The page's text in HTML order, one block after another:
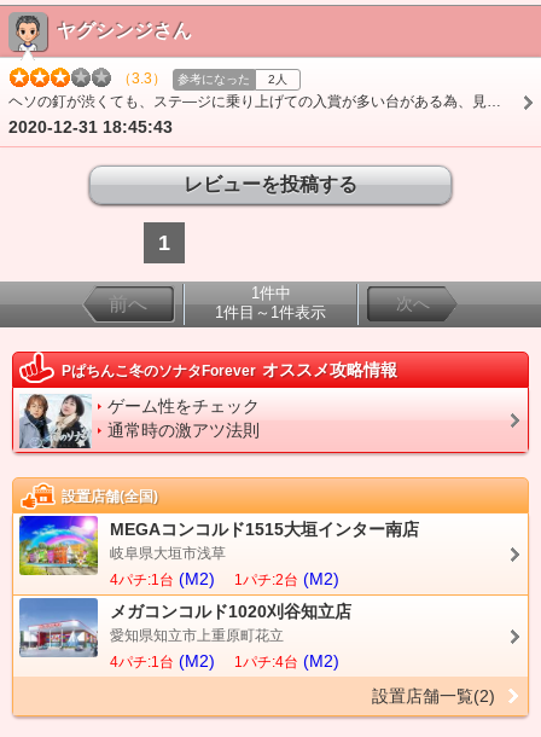
ヤグシンジさん
（3.3） 参考になった 2人
ヘソの釘が渋くても、ステ―ジに乗り上げての入賞が多い台がある為、見た目で判断せず、試し打ちで回転数を把握すれば良いと思います。15だと思ったのが19までまわりました…
2020-12-31 18:45:43
1
前へ
1件中
1件目～1件表示
次へ
Pぱちんこ冬のソナタForever オススメ攻略情報
ゲーム性をチェック
通常時の激アツ法則
設置店舗(全国)
MEGAコンコルド1515大垣インター南店
岐阜県大垣市浅草
4パチ:1台 (M2) 1パチ:2台 (M2)
メガコンコルド1020刈谷知立店
愛知県知立市上重原町花立
4パチ:1台 (M2) 1パチ:4台 (M2)
設置店舗一覧(2)